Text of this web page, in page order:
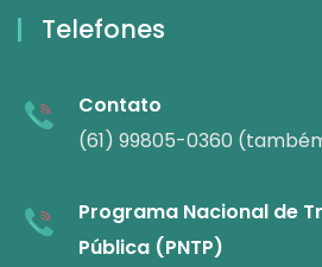
Telefones
Contato
(61) 99805-0360
Programa Nacional de
Pública (PNTP)